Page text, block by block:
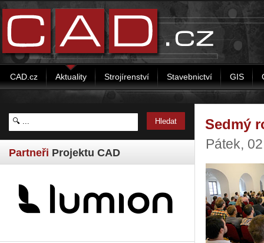
CAD.cz Aktuality Strojírenství Stavebnictví GIS
Partneři Projektu CAD
Sedmý
Pátek,